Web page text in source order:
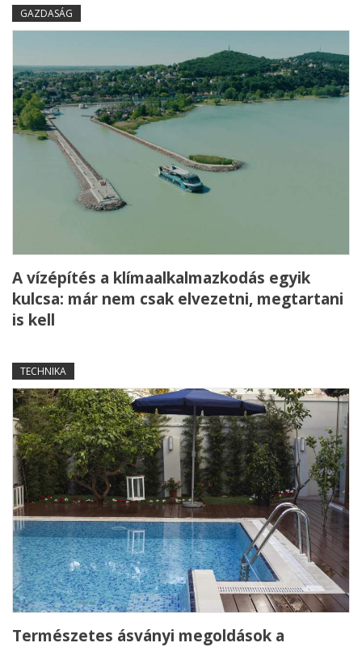
GAZDASÁG
A vízépítés a klímaalkalmazkodás egyik
kulcsa: már nem csak elvezetni, megtartani
is kell
TECHNIKA
Természetes ásványi megoldások a